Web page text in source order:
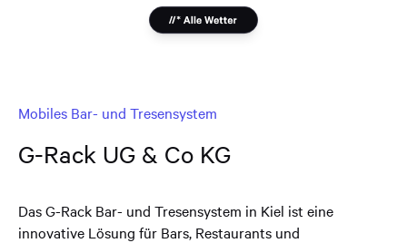
Mobiles Bar- und Tresensystem
G-Rack UG & Co KG
Das G-Rack Bar- und Tresensystem in Kiel ist eine
innovative Lösung für Bars, Restaurants und